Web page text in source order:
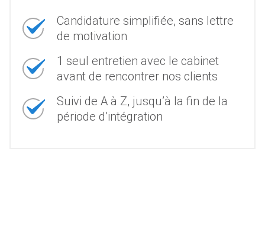
Candidature simplifiée, sans lettre
de motivation
1 seul entretien avec le cabinet
avant de rencontrer nos clients
Suivi de A à Z, jusqu’à la fin de la
période d’intégration